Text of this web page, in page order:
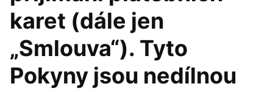
karet (dále jen
„Smlouva“). Tyto
Pokyny jsou nedílnou